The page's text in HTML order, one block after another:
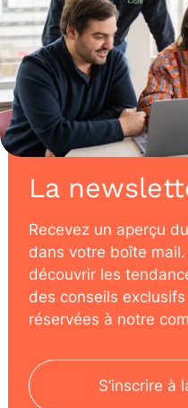
La
Recevez un aperçu
dans votre boîte
découvrir les
des conseils
réservées à notre
S’inscrire à